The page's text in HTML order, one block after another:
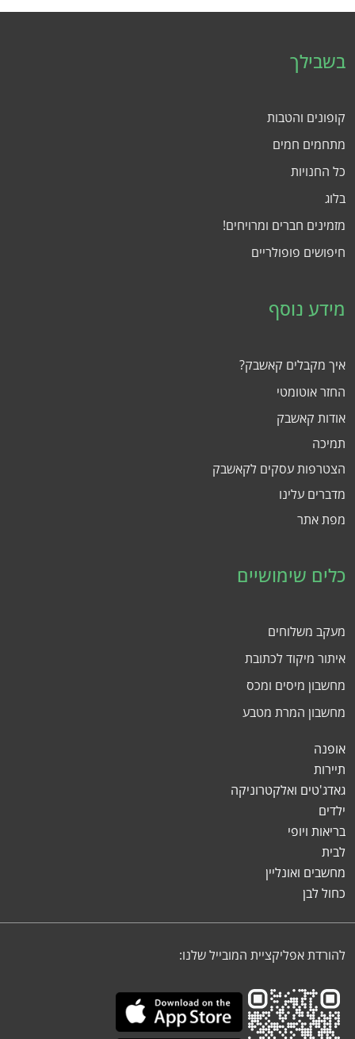
בשבילך
קופונים והטבות
מתחמים חמים
כל החנויות
בלוג
מזמינים חברים ומרויחים!
חיפושים פופולריים
מידע נוסף
איך מקבלים קאשבק?
החזר אוטומטי
אודות קאשבק
תמיכה
הצטרפות עסקים לקאשבק
מדברים עלינו
מפת אתר
כלים שימושיים
מעקב משלוחים
איתור מיקוד לכתובת
מחשבון מיסים ומכס
מחשבון המרת מטבע
אופנה
תיירות
גאדג'טים ואלקטרוניקה
ילדים
בריאות ויופי
לבית
מחשבים ואונליין
כחול לבן
להורדת אפליקציית המובייל שלנו: